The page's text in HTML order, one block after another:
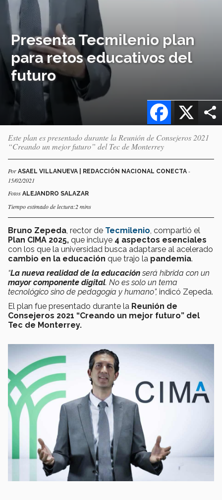
Presenta Tecmilenio plan
para retos educativos del
futuro
X
Facebook
Este plan es presentado durante la Reunión de Consejeros 2021
“Creando un mejor futuro” del Tec de Monterrey
Por ASAEL VILLANUEVA | REDACCIÓN NACIONAL CONECTA -
15/02/2021
Fotos ALEJANDRO SALAZAR
Tiempo estimado de lectura:2 mins
Bruno Zepeda , rector de Tecmilenio , compartió el
Plan CIMA 2025, que incluye 4 aspectos esenciales
con los que la universidad busca adaptarse al acelerado
cambio en la educación que trajo la pandemia.
“La nueva realidad de la educaciónserá híbrida con un
mayor componente digital. No es solo un tema
tecnológico sino de pedagogía y humano”, indicó Zepeda.
El plan fue presentado durante la Reunión de
Consejeros 2021 “Creando un mejor futuro” del
Tec de Monterrey.